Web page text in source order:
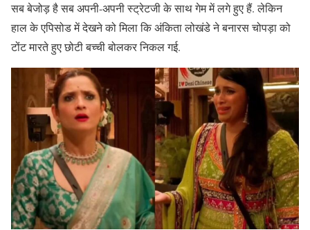
सब बेजोड़ है सब अपनी-अपनी स्ट्रेटजी के साथ गेम में लगे हुए हैं. लेकिन
हाल के एपिसोड में देखने को मिला कि अंकिता लोखंडे ने बनारस चोपड़ा को
टोंट मारते हुए छोटी बच्ची बोलकर निकल गई.